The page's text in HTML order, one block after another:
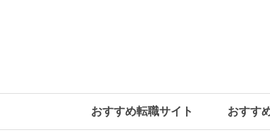
おすすめ転職サイト おすす